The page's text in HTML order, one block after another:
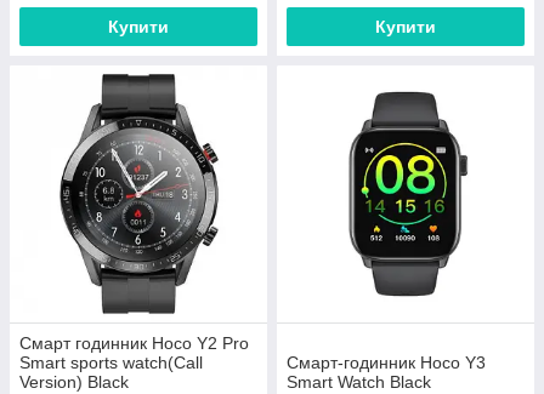
Купити Купити
Смарт годинник Hoco Y2 Pro
Smart sports watch(Call
Version) Black
Смарт-годинник Hoco Y3
Smart Watch Black